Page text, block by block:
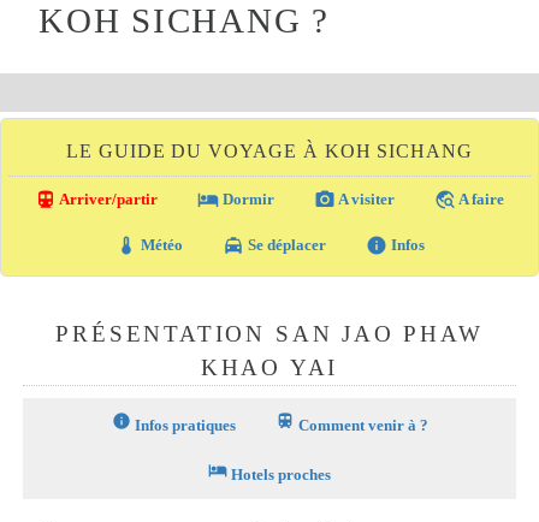
KOH SICHANG ?
LE GUIDE DU VOYAGE À KOH SICHANG
directions_transit Arriver/partir local_hotel Dormir photo_camera A visiter travel_explore A faire
thermostat Météo local_taxi Se déplacer info Infos
PRÉSENTATION SAN JAO PHAW
KHAO YAI
info Infos pratiques train Comment venir à ?
hotel Hotels proches